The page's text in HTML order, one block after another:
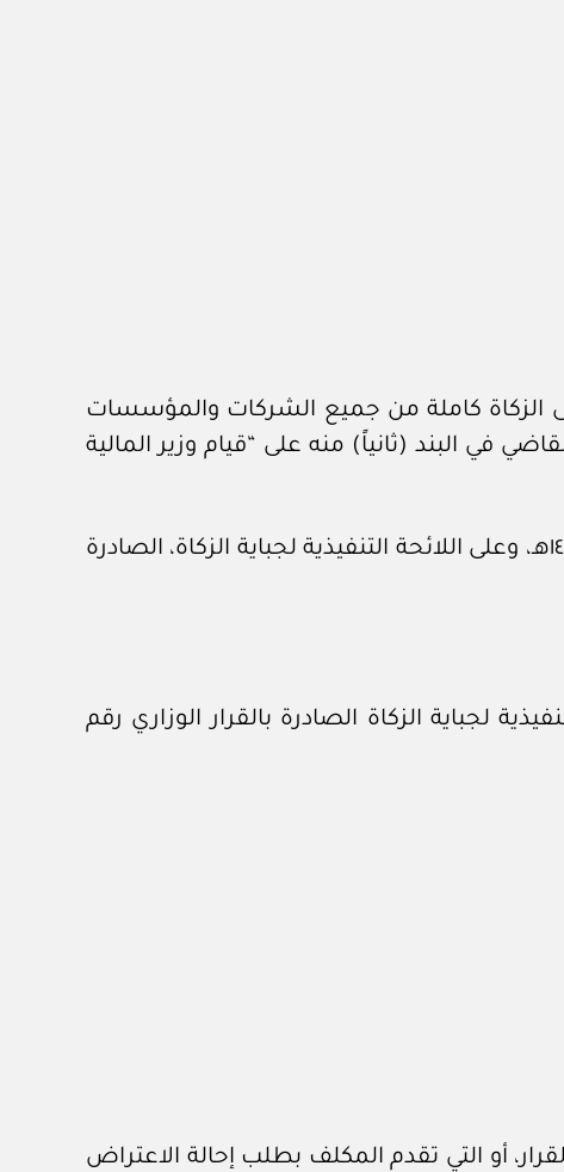
البند (أولاً) منه على أن “تجبى الزكاة كاملة من جميع الشركات والمؤسسات
ممن يخضعون للزكاة”، وعلى قرار مجلس الوزراء رقم (١٢٦) وتاريخ ٣٠ /٢/ ١٤٣٦هـ، القاضي في البند (ثانياً) منه على “قيام وزير المالية
وبعد الاطلاع على اللائحة التنفيذية لجباية الزكاة، الصادرة بالقرار الوزاري رقم (٢٠٨٢) وتاريخ ١ /٦/ ١٤٣٨هـ، وعلى اللائحة التنفيذية لجباية الزكاة، الصادرة
لجباية الزكاة الصادرة بالقرار الوزاري رقم
أو التي تقدم المكلف بطلب إحالة الاعتراض